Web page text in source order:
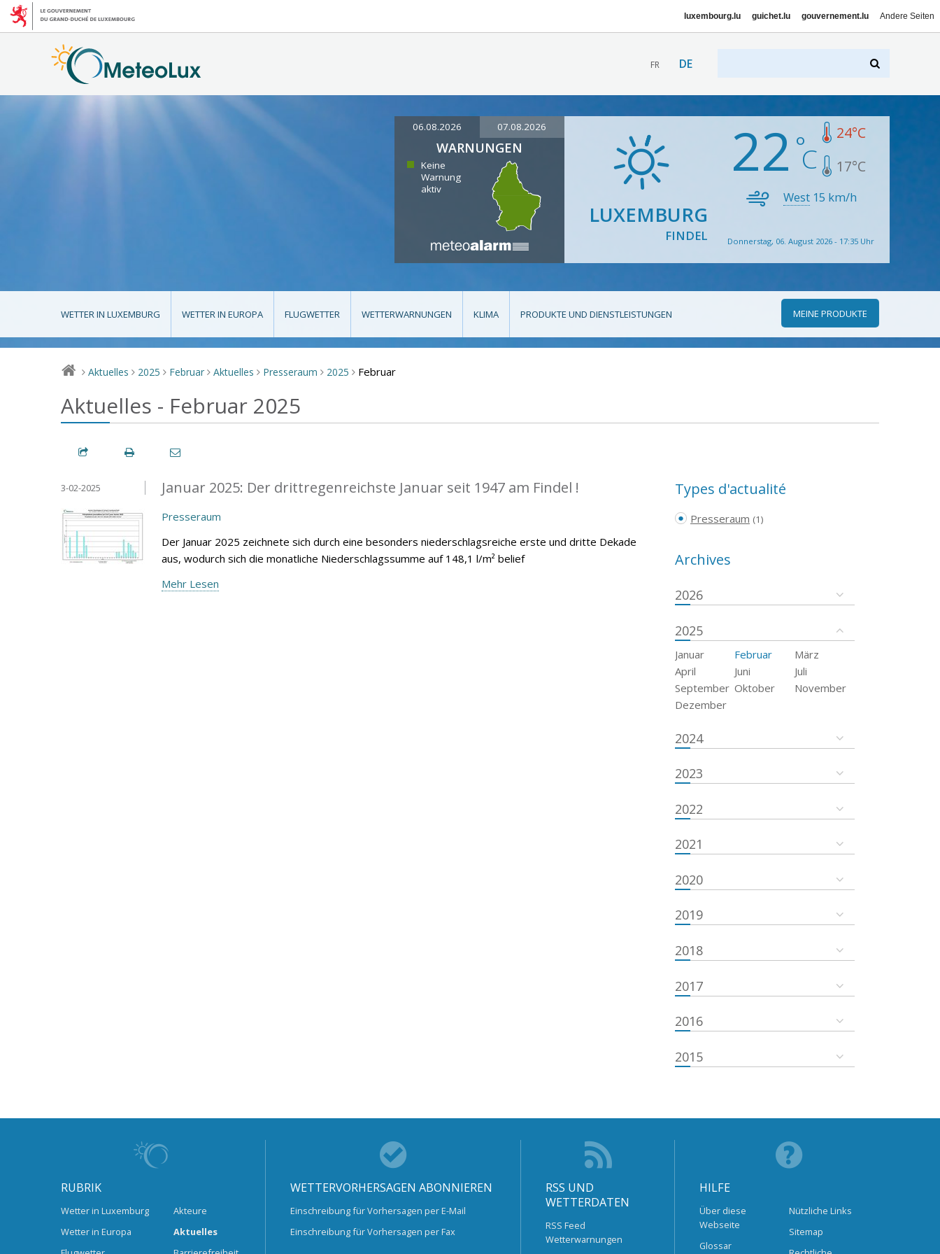
luxembourg.lu guichet.lu gouvernement.lu Andere Seiten
FR DE
06.08.2026 07.08.2026
WARNUNGEN
Keine
Warnung
aktiv
LUXEMBURG
FINDEL
22 24°C
17°C
West 15 km/h
Donnerstag, 06. August 2026 - 17:35 Uhr
WETTER IN LUXEMBURG WETTER IN EUROPA FLUGWETTER WETTERWARNUNGEN KLIMA PRODUKTE UND DIENSTLEISTUNGEN MEINE PRODUKTE
> Aktuelles > 2025 > Februar > Aktuelles > Presseraum > 2025 > Februar
Aktuelles - Februar 2025
Januar 2025: Der drittregenreichste Januar seit 1947 am Findel !
3-02-2025
Presseraum
Der Januar 2025 zeichnete sich durch eine besonders niederschlagsreiche erste und dritte Dekade
aus, wodurch sich die monatliche Niederschlagssumme auf 148,1 l/m² belief
Mehr Lesen
Types d'actualité
Presseraum (1)
Archives
2026
2025
Januar Februar
März
April
Juni
Juli
September Oktober
November
Dezember
2024
2023
2022
2021
2020
2019
2018
2017
2016
2015
RUBRIK
Wetter in Luxemburg
Wetter in Europa
Akteure
Aktuelles
WETTERVORHERSAGEN ABONNIEREN
Einschreibung für Vorhersagen per E-Mail
Einschreibung für Vorhersagen per Fax
RSS UND
WETTERDATEN
RSS Feed
Wetterwarnungen
HILFE
Über diese
Webseite
Glossar
Nützliche Links
Sitemap